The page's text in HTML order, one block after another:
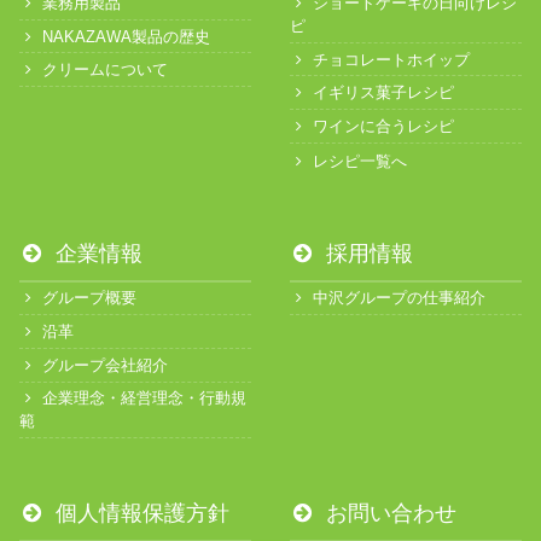
NAKAZAWA製品の歴史
クリームについて
ピ
チョコレートホイップ
イギリス菓子レシピ
ワインに合うレシピ
レシピ一覧へ
企業情報
グループ概要
沿革
グループ会社紹介
企業理念・経営理念・行動規
範
採用情報
中沢グループの仕事紹介
個人情報保護方針 お問い合わせ